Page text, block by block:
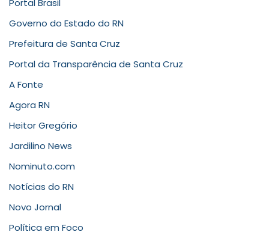
Portal Brasil
Governo do Estado do RN
Prefeitura de Santa Cruz
Portal da Transparência de Santa Cruz
A Fonte
Agora RN
Heitor Gregório
Jardilino News
Nominuto.com
Notícias do RN
Novo Jornal
Política em Foco